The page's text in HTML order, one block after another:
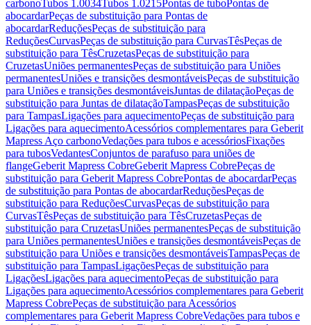
carbonoTubos 1.0034Tubos 1.0215Pontas de tuboPontas de
abocardarPeças de substituição para Pontas de
abocardarReduçõesPeças de substituição para
ReduçõesCurvasPeças de substituição para CurvasTêsPeças de
substituição para TêsCruzetasPeças de substituição para
CruzetasUniões permanentesPeças de substituição para Uniões
permanentesUniões e transições desmontáveisPeças de substituição
para Uniões e transições desmontáveisJuntas de dilataçãoPeças de
substituição para Juntas de dilataçãoTampasPeças de substituição
para TampasLigações para aquecimentoPeças de substituição para
Ligações para aquecimentoAcessórios complementares para Geberit
Mapress Aço carbonoVedações para tubos e acessóriosFixações
para tubosVedantesConjuntos de parafuso para uniões de
flangeGeberit Mapress CobreGeberit Mapress CobrePeças de
substituição para Geberit Mapress CobrePontas de abocardarPeças
de substituição para Pontas de abocardarReduçõesPeças de
substituição para ReduçõesCurvasPeças de substituição para
CurvasTêsPeças de substituição para TêsCruzetasPeças de
substituição para CruzetasUniões permanentesPeças de substituição
para Uniões permanentesUniões e transições desmontáveisPeças de
substituição para Uniões e transições desmontáveisTampasPeças de
substituição para TampasLigaçõesPeças de substituição para
LigaçõesLigações para aquecimentoPeças de substituição para
Ligações para aquecimentoAcessórios complementares para Geberit
Mapress CobrePeças de substituição para Acessórios
complementares para Geberit Mapress CobreVedações para tubos e